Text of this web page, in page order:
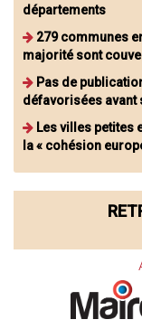
départements
279 communes
majorité sont
Pas de
défavorisées avant
Les villes petites
la « cohésion